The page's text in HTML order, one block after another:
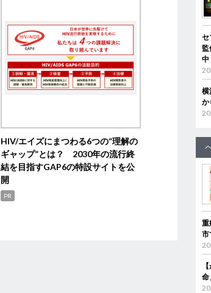
HIV/エイズにまつわる6つの“理解の
ギャップ”とは？ 2030年の流行終
結を目指すGAP6の特設サイトを公
開
PR
セ
中
横
か
重
市
命